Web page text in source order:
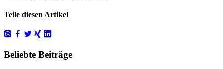
Teile diesen Artikel
Beliebte Beiträge